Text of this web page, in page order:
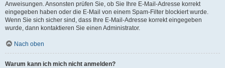
Anweisungen. Ansonsten prüfen Sie, ob Sie Ihre E-Mail-Adresse korrekt
eingegeben haben oder die E-Mail von einem Spam-Filter blockiert wurde.
Wenn Sie sich sicher sind, dass Ihre E-Mail-Adresse korrekt eingegeben
wurde, dann kontaktieren Sie einen Administrator.
Nach oben
Warum kann ich mich nicht anmelden?